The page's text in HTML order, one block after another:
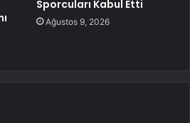
Sporcuları Kabul Etti
Ağustos 9, 2026